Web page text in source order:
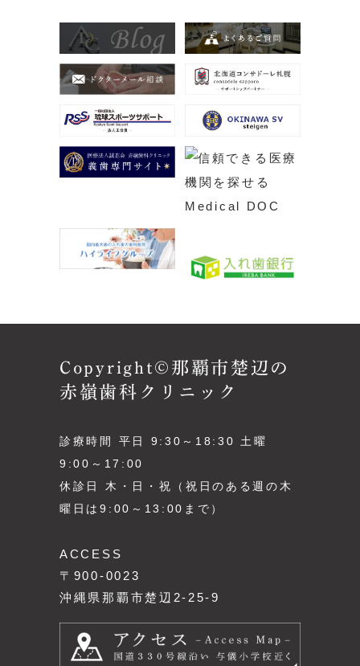
Copyright©那覇市楚辺の
赤嶺歯科クリニック
診療時間 平日 9:30～18:30 土曜
9:00～17:00
休診日 木・日・祝（祝日のある週の木
曜日は9:00～13:00まで）
ACCESS
〒900-0023
沖縄県那覇市楚辺2-25-9